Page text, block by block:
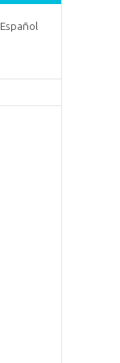
Español